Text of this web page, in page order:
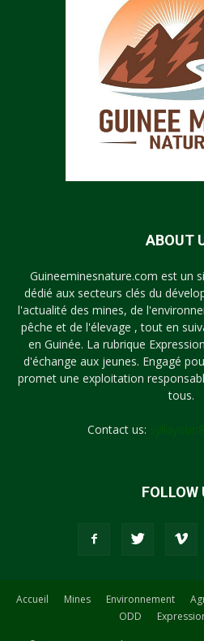
ABOUT
Guineeminesnature.com est un
dédié aux secteurs clés du
l'actualité des mines, de
pêche et de l'élevage , tout en
en Guinée. La rubrique
d'échange aux jeunes. Engagé
promet une exploitation
tous.
Contact us:
FOLLOW
Accueil Mines Environnement
ODD